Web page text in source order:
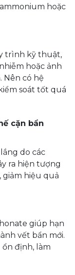
hoặc
trình kỹ thuật,
hoặc ảnh
Nên có hệ
soát tốt quá
cặn bẩn
do các
ra hiện tượng
hiệu quả
giúp hạn
vết bẩn mới.
ổn định, làm